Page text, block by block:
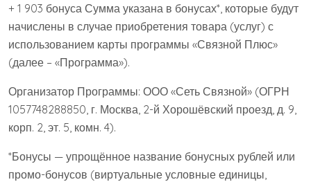
+ 1 903 бонуса Сумма указана в бонусах*, которые будут
начислены в случае приобретения товара (услуг) с
использованием карты программы «Связной Плюс»
(далее – «Программа»).
Организатор Программы: ООО «Сеть Связной» (ОГРН
1057748288850, г. Москва, 2-й Хорошёвский проезд, д. 9,
корп. 2, эт. 5, комн. 4).
*Бонусы — упрощённое название бонусных рублей или
промо-бонусов (виртуальные условные единицы,